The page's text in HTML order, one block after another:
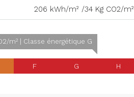
206 kWh/m² /34 Kg CO2/m²
F
m² | Classe énergétique G
G H